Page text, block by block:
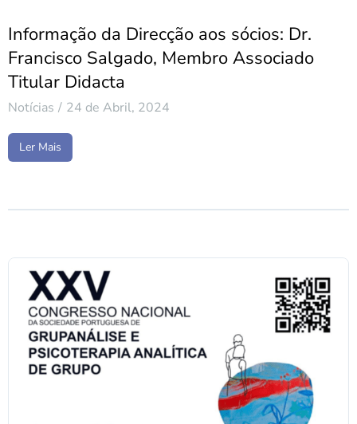
Informação da Direcção aos sócios: Dr.
Francisco Salgado, Membro Associado
Titular Didacta
Notícias 24 de Abril, 2024
Ler Mais